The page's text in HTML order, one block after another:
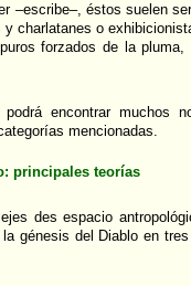
–escribe–, éstos suelen
charlatanes o
forzados de la
encontrar muchos
mencionadas.
principales teorías
des espacio
génesis del Diablo en